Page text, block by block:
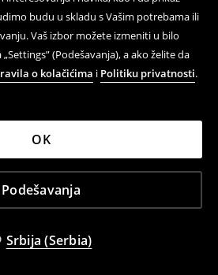
budu u skladu s Vašim potrebama ili
Vaš izbor možete izmeniti u bilo
(Podešavanja), a ako želite da
o kolačićima i Politiku privatnosti.
Podešavanja
OK
Srbija (Serbia)
SEZONSKO SNIŽENJE
-35%